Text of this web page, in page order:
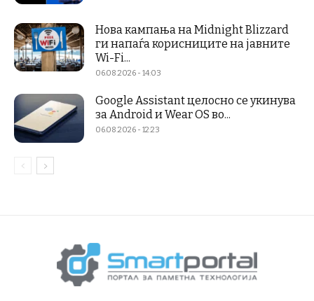
Нова кампања на Midnight Blizzard
ги напаѓа корисниците на јавните
Wi-Fi...
06.08.2026 - 14:03
Google Assistant целосно се укинува
за Android и Wear OS во...
06.08.2026 - 12:23